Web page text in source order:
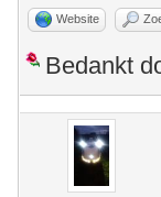
Website
Bedankt